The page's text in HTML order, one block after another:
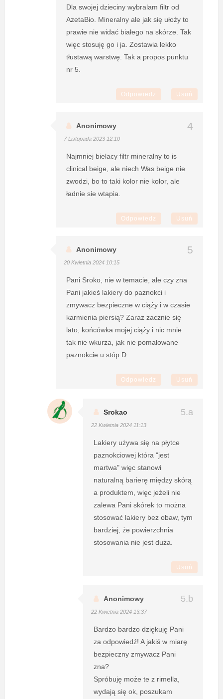
Dla swojej dzieciny wybralam filtr od
AzetaBio. Mineralny ale jak się ułoży to
prawie nie widać białego na skórze. Tak
więc stosuję go i ja. Zostawia lekko
tłustawą warstwę. Tak a propos punktu
nr 5.
Odpowiedz Usuń
Anonimowy
7 Listopada 2023 12:10
Najmniej bielacy filtr mineralny to is
clinical beige, ale niech Was beige nie
zwodzi, bo to taki kolor nie kolor, ale
ładnie sie wtapia.
Odpowiedz Usuń
Anonimowy
20 Kwietnia 2024 10:15
Pani Sroko, nie w temacie, ale czy zna
Pani jakieś lakiery do paznokci i
zmywacz bezpieczne w ciąży i w czasie
karmienia piersią? Zaraz zacznie się
lato, końcówka mojej ciąży i nic mnie
tak nie wkurza, jak nie pomalowane
paznokcie u stóp:D
Odpowiedz Usuń
Srokao
22 Kwietnia 2024 11:13
Lakiery używa się na płytce
paznokciowej która "jest
martwa" więc stanowi
naturalną barierę między skórą
a produktem, więc jeżeli nie
zalewa Pani skórek to można
stosować lakiery bez obaw, tym
bardziej, że powierzchnia
stosowania nie jest duża.
Usuń
Anonimowy
22 Kwietnia 2024 13:37
Bardzo bardzo dziękuję Pani
za odpowiedź! A jakiś w miarę
bezpieczny zmywacz Pani
zna?
Spróbuję może te z rimella,
wydają się ok, poszukam